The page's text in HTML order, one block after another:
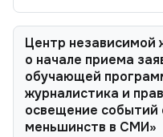
Центр независимой
о начале приема
обучающей
журналистика и
освещение событий
меньшинств в СМИ»